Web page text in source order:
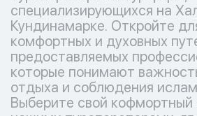
специализирующихся на
Кундинамарке. Откройте
комфортных и духовных
предоставляемых
которые понимают
отдыха и соблюдения
Выберите свой кофмортный